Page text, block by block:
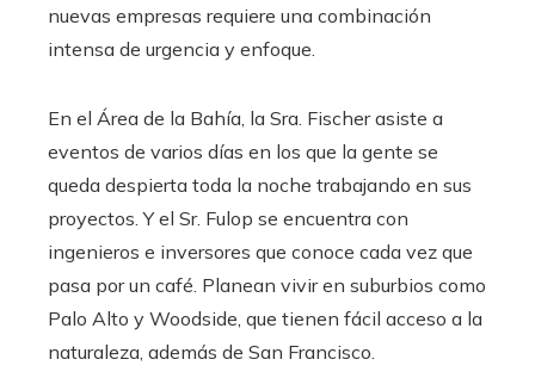
nuevas empresas requiere una combinación
intensa de urgencia y enfoque.
En el Área de la Bahía, la Sra. Fischer asiste a
eventos de varios días en los que la gente se
queda despierta toda la noche trabajando en sus
proyectos. Y el Sr. Fulop se encuentra con
ingenieros e inversores que conoce cada vez que
pasa por un café. Planean vivir en suburbios como
Palo Alto y Woodside, que tienen fácil acceso a la
naturaleza, además de San Francisco.